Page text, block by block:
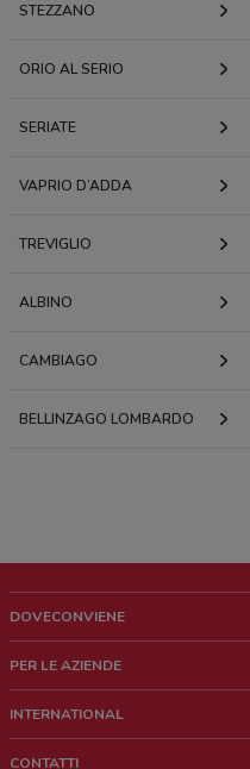
STEZZANO
ORIO AL SERIO
SERIATE
VAPRIO D’ADDA
TREVIGLIO
ALBINO
CAMBIAGO
BELLINZAGO LOMBARDO
DOVECONVIENE
Chi siamo
PER LE AZIENDE
Richieste commerciali e marketing
INTERNATIONAL
CONTATTI